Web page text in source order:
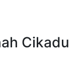
Cikadu